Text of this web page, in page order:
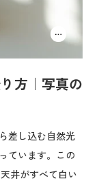
方｜写真の
差し込む自然光
ています。この
井がすべて白い